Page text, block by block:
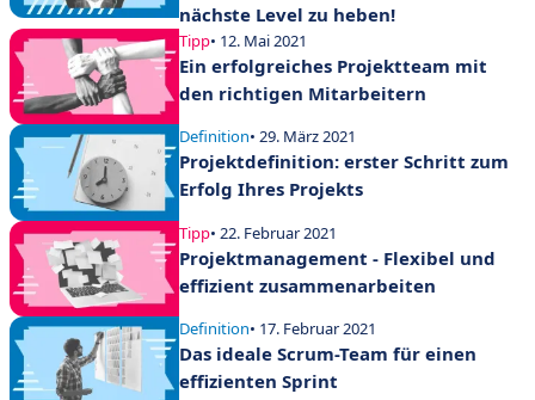
nächste Level zu heben!
Tipp• 12. Mai 2021
Ein erfolgreiches Projektteam mit
den richtigen Mitarbeitern
Definition• 29. März 2021
Projektdefinition: erster Schritt zum
Erfolg Ihres Projekts
Tipp• 22. Februar 2021
Projektmanagement - Flexibel und
effizient zusammenarbeiten
Definition• 17. Februar 2021
Das ideale Scrum-Team für einen
effizienten Sprint